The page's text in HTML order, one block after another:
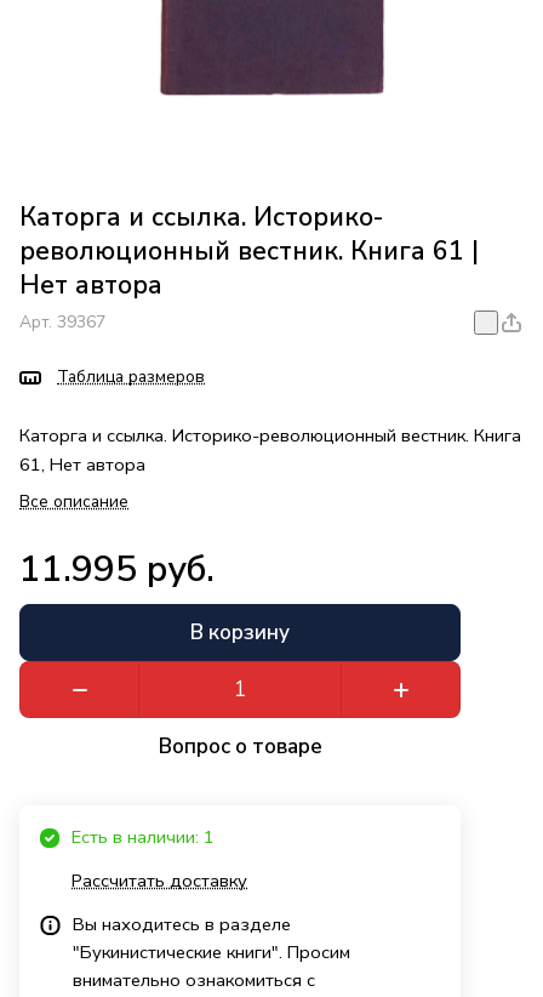
Каторга и ссылка. Историко-
революционный вестник. Книга 61 |
Нет автора
Арт. 39367
Таблица размеров
Каторга и ссылка. Историко-революционный вестник. Книга
61, Нет автора
Все описание
11.995 руб.
В корзину
Вопрос о товаре
Есть в наличии: 1
Рассчитать доставку
Вы находитесь в разделе
"Букинистические книги". Просим
внимательно ознакомиться с